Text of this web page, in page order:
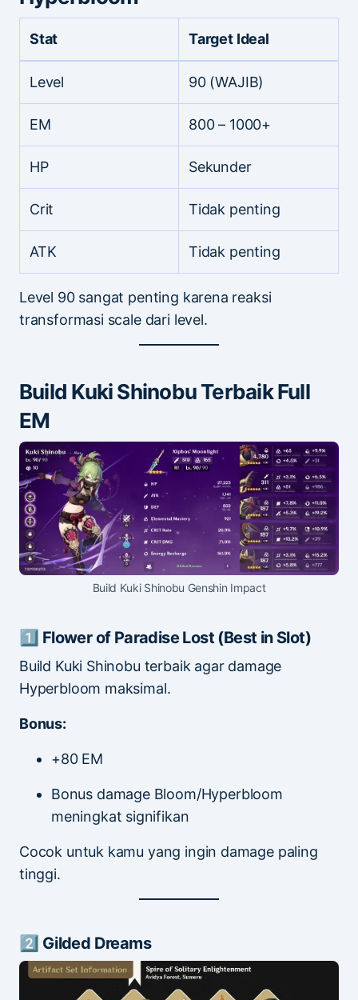
Stat Target Ideal
Level 90 (WAJIB)
EM 800 – 1000+
HP Sekunder
Crit Tidak penting
ATK Tidak penting
Level 90 sangat penting karena reaksi
transformasi scale dari level.
Build Kuki Shinobu Terbaik Full
EM
Build Kuki Shinobu Genshin Impact
1️⃣ Flower of Paradise Lost (Best in Slot)
Build Kuki Shinobu terbaik agar damage
Hyperbloom maksimal.
Bonus:
+80 EM
Bonus damage Bloom/Hyperbloom
meningkat signifikan
Cocok untuk kamu yang ingin damage paling
tinggi.
2️⃣ Gilded Dreams